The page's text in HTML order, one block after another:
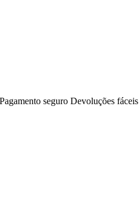
Pagamento seguro Devoluções fáceis